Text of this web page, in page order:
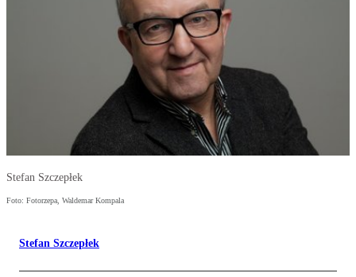
Stefan Szczepłek
Foto: Fotorzepa, Waldemar Kompala
Stefan Szczepłek